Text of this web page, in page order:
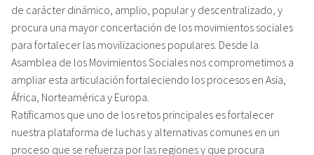
de carácter dinámico, amplio, popular y descentralizado, y
procura una mayor concertación de los movimientos sociales
para fortalecer las movilizaciones populares. Desde la
Asamblea de los Movimientos Sociales nos comprometimos a
ampliar esta articulación fortaleciendo los procesos en Asia,
África, Norteamérica y Europa.
Ratificamos que uno de los retos principales es fortalecer
nuestra plataforma de luchas y alternativas comunes en un
proceso que se refuerza por las regiones y que procura